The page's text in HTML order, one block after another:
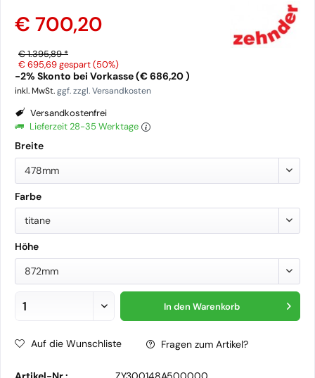
€ 700,20
€ 1.395,89 *
€ 695,69gespart (50%)
-2% Skonto bei Vorkasse (€ 686,20 )
inkl. MwSt.ggf. zzgl. Versandkosten
Versandkostenfrei
Lieferzeit 28-35 Werktage
Breite
478mm
Farbe
titane
Höhe
872mm
In den Warenkorb
Auf die Wunschliste Fragen zum Artikel?